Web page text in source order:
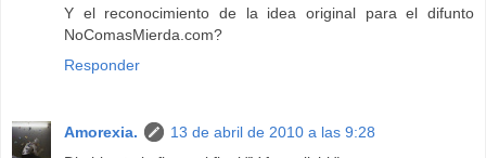
Y el reconocimiento de la idea original para el difunto
NoComasMierda.com?
Responder
Amorexia.
13 de abril de 2010 a las 9:28